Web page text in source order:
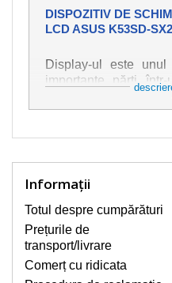
DISPOZITIV DE
LCD ASUS K53SD-
Display-ul este
importante părți
încât ne străduim să
schimb de cea
ul cu cea mai mare
natură mecanică,
sau crăpat. În plus,
afișajul neiluminat,
intermitentă sau
Informaţii
Totul despre cumpărături
Prețurile de
transport/livrare
Comerț cu ridicata